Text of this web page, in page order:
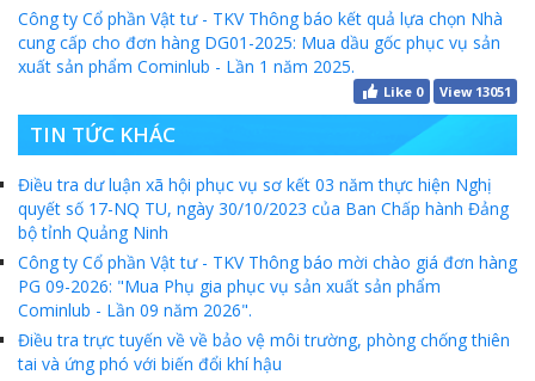
10 sự kiện tiêu biểu năm 2023
MTS -10 sự kiện nổi bật năm 2022
Bản tin số 358- Vinacomin news
MTS - Gặp mặt cán bộ ngành than vùng Cẩm Phả
Công ty CP Vật tư TKV quyết liệt phòng chống dịch đảm bảo cung ứng vật tư
TKV đẩy mạnh lộ trình tái cơ cấu
MTS - GIỚI THIỆU SẢN PHẨM COMINLUB HFS
Công ty Cổ phần Vật tư - TKV Thông báo kết quả lựa chọn Nhà
cung cấp cho đơn hàng DG01-2025: Mua dầu gốc phục vụ sản
xuất sản phẩm Cominlub - Lần 1 năm 2025.
Like 0 View 13051
TIN TỨC KHÁC
Điều tra dư luận xã hội phục vụ sơ kết 03 năm thực hiện Nghị
quyết số 17-NQ TU, ngày 30/10/2023 của Ban Chấp hành Đảng
bộ tỉnh Quảng Ninh
Công ty Cổ phần Vật tư - TKV Thông báo mời chào giá đơn hàng
PG 09-2026: "Mua Phụ gia phục vụ sản xuất sản phẩm
Cominlub - Lần 09 năm 2026".
Điều tra trực tuyến về về bảo vệ môi trường, phòng chống thiên
tai và ứng phó với biến đổi khí hậu